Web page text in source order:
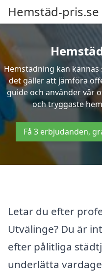
Hemstäd-pris.se
Hemstädning kan
det gäller att jämföra
guide och använder vår
och tryggaste
Få 3 erbjudanden,
Letar du efter
Utvälinge? Du är
efter pålitliga
underlätta